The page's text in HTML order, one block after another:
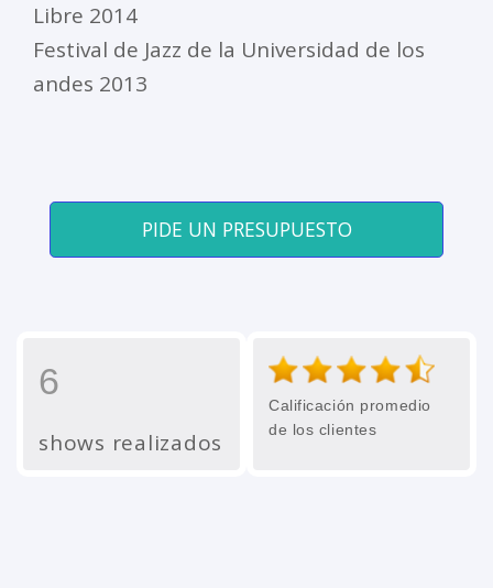
Libre 2014
Festival de Jazz de la Universidad de los
andes 2013
PIDE UN PRESUPUESTO
6
shows realizados
Calificación promedio
de los clientes